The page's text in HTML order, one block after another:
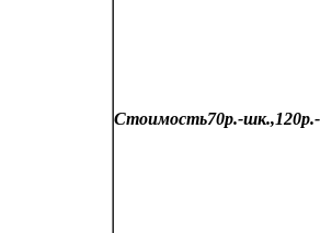
Стоимость70р.-шк.,120р.-